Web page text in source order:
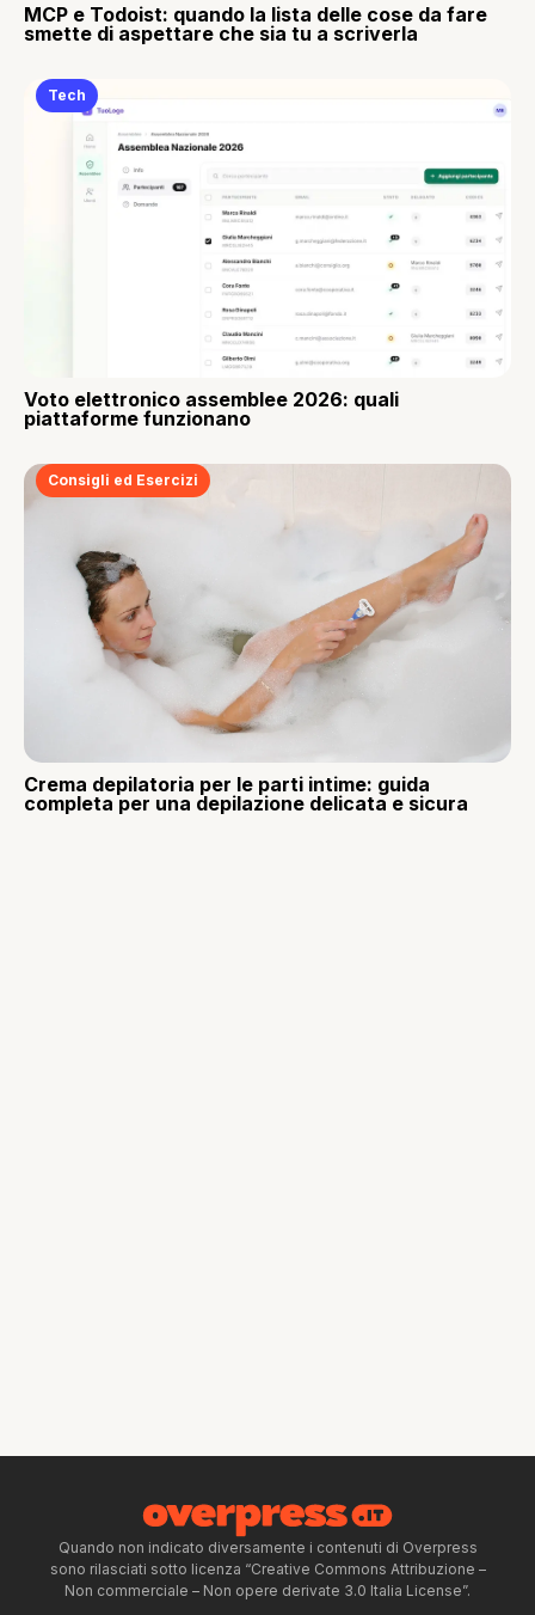
MCP e Todoist: quando la lista delle cose da fare
smette di aspettare che sia tu a scriverla
Tech
Voto elettronico assemblee 2026: quali
piattaforme funzionano
Consigli ed Esercizi
Crema depilatoria per le parti intime: guida
completa per una depilazione delicata e sicura
Quando non indicato diversamente i contenuti di Overpress
sono rilasciati sotto licenza “Creative Commons Attribuzione –
Non commerciale – Non opere derivate 3.0 Italia License”.